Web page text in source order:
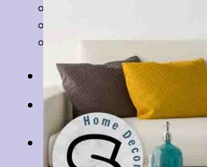
Tranh Thuỷ Mặc
Tin tức
Liên hệ
Giỏ hàng